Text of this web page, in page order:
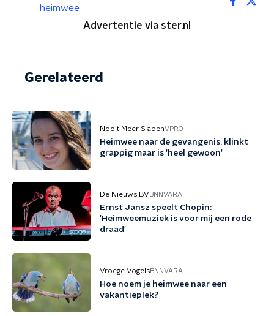
heimwee
Advertentie via ster.nl
Gerelateerd
Nooit Meer SlapenVPRO
Heimwee naar de gevangenis: klinkt
grappig maar is 'heel gewoon'
De Nieuws BV BNNVARA
Ernst Jansz speelt Chopin:
'Heimweemuziek is voor mij een rode
draad'
Vroege VogelsBNNVARA
Hoe noem je heimwee naar een
vakantieplek?